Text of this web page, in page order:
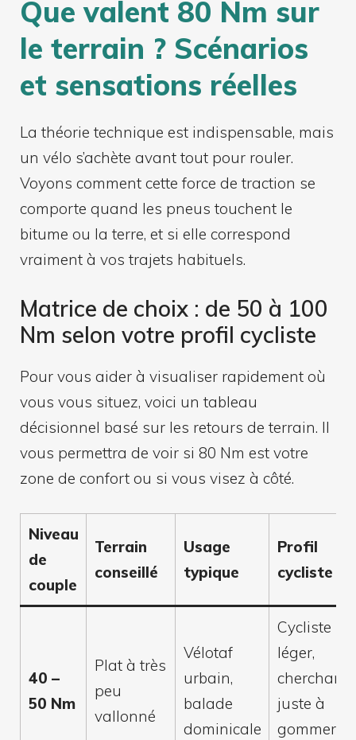
Que valent 80 Nm sur
le terrain ? Scénarios
et sensations réelles
La théorie technique est indispensable, mais
un vélo s’achète avant tout pour rouler.
Voyons comment cette force de traction se
comporte quand les pneus touchent le
bitume ou la terre, et si elle correspond
vraiment à vos trajets habituels.
Matrice de choix : de 50 à 100
Nm selon votre profil cycliste
Pour vous aider à visualiser rapidement où
vous vous situez, voici un tableau
décisionnel basé sur les retours de terrain. Il
vous permettra de voir si 80 Nm est votre
zone de confort ou si vous visez à côté.
Niveau
de
couple
Terrain
conseillé
Usage
typique
Profil
cycliste
40 –
50 Nm
Plat à très
peu
vallonné
Vélotaf
urbain,
balade
dominicale
Cycliste
léger,
cherchant
juste à
gommer